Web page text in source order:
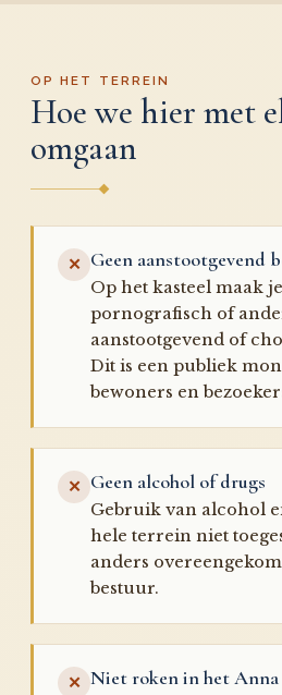
OP HET TERREIN
Hoe we hier met
omgaan
✕ Geen aanstootgevend
Op het kasteel maak
pornografisch of
aanstootgevend of
Dit is een publiek
bewoners en
✕ Geen alcohol of drugs
Gebruik van alcohol
hele terrein niet
anders
bestuur.
✕ Niet roken in het Anna